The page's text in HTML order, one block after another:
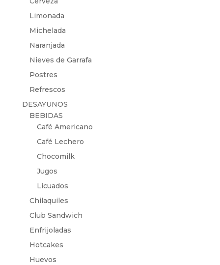
Limonada
Michelada
Naranjada
Nieves de Garrafa
Postres
Refrescos
DESAYUNOS
BEBIDAS
Café Americano
Café Lechero
Chocomilk
Jugos
Licuados
Chilaquiles
Club Sandwich
Enfrijoladas
Hotcakes
Huevos